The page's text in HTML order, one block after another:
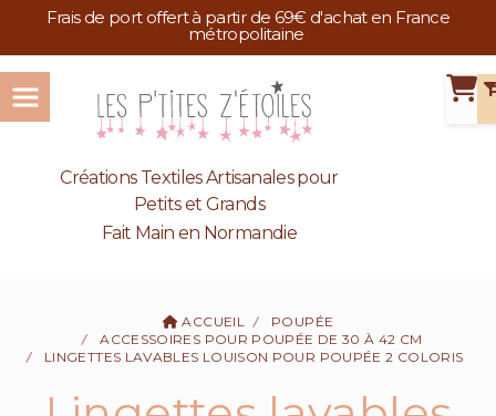
Frais de port offert à partir de 69€ d'achat en France
métropolitaine
Créations Textiles Artisanales pour
Petits et Grands
Fait Main en Normandie
ACCUEIL
POUPÉE
ACCESSOIRES POUR POUPÉE DE 30 À 42 CM
LINGETTES LAVABLES LOUISON POUR POUPÉE 2 COLORIS
Panneau de gestion des cookies